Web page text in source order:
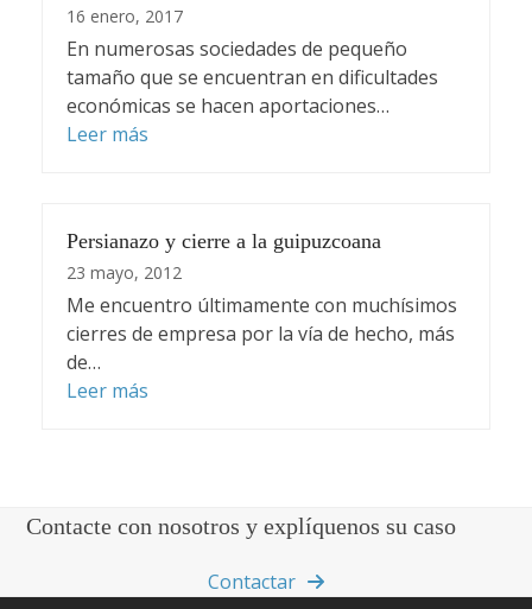
16 enero, 2017
En numerosas sociedades de pequeño
tamaño que se encuentran en dificultades
económicas se hacen aportaciones…
Leer más
Persianazo y cierre a la guipuzcoana
23 mayo, 2012
Me encuentro últimamente con muchísimos
cierres de empresa por la vía de hecho, más
de…
Leer más
Contacte con nosotros y explíquenos su caso
Contactar